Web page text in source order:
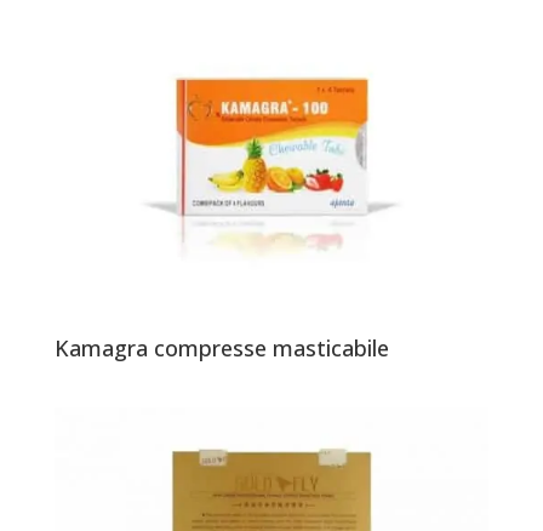
Kamagra compresse masticabile